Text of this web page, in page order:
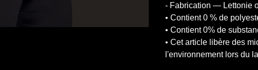
- Fabrication — Lettonie
• Contient 0 % de
• Contient 0% de
• Cet article libère des
l'environnement lors du